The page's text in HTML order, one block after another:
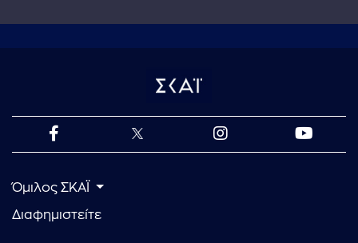
Όμιλος ΣΚΑΪ
Διαφημιστείτε